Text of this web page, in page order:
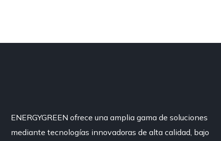
ENERGYGREEN ofrece una amplia gama de soluciones
mediante tecnologías innovadoras de alta calidad, bajo